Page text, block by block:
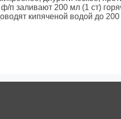
ф/п заливают 200 мл (1 ст)
кипяченой водой до